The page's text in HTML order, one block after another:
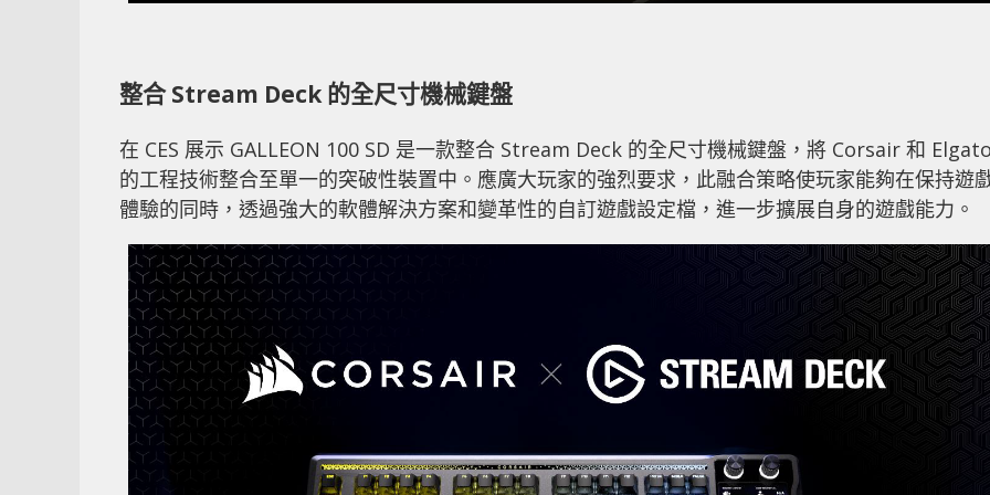
整合 Stream Deck 的全尺寸機械鍵盤
在 CES 展示 GALLEON 100 SD 是一款整合 Stream Deck 的全尺寸機械鍵盤，將 Corsair 和
的工程技術整合至單一的突破性裝置中。應廣大玩家的強烈要求，此融合策略使玩家能夠在保持遊
體驗的同時，透過強大的軟體解決方案和變革性的自訂遊戲設定檔，進一步擴展自身的遊戲能力。